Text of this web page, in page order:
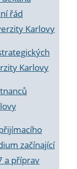
řád
Karlovy
Karlovy
začínající
a příprav